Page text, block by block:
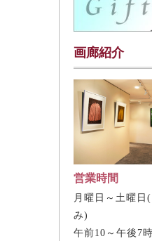
画廊紹介
営業時間
月曜日～土曜日
み)
午前10～午後7